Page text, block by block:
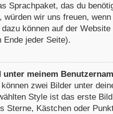
Sprachpaket, das du
wir uns freuen,
können auf der
Ende jeder Seite).
meinem
zwei Bilder unter
Style ist das erste
Sterne, Kästchen oder